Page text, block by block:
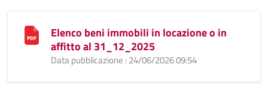
Elenco beni immobili in locazione o in
affitto al 31_12_2025
Data pubblicazione : 24/06/2026 09:54